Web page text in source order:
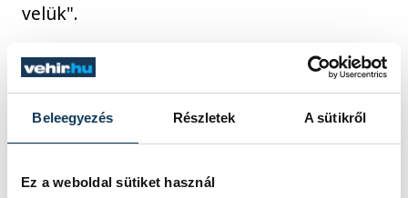
Beleegyezés Részletek A sütikről
Ez a weboldal sütiket használ
velük".
"Nagyon nehéz lesz elérni a célunkat, ezzel
tudunk magunkkal vinni, annál több
középdöntőben. Az első célunk azonban a